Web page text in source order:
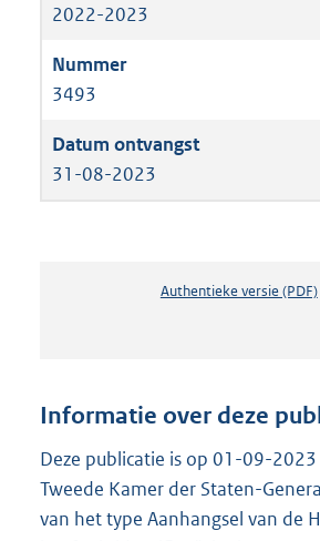
2022-2023
3493
31-08-2023
Authentieke versie (PDF)b
r
Informatie over deze
Deze publicatie is op 01-09-
Tweede Kamer der Staten-
van het type Aanhangsel van de